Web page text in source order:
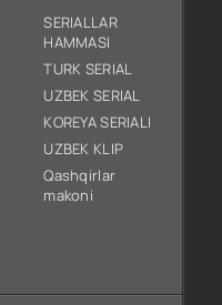
ix
SERIALLAR
HAMMASI
TURK SERIAL
UZBEK SERIAL
KOREYA SERIALI
UZBEK KLIP
Qashqirlar
makoni